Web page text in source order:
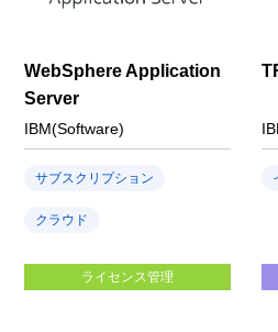
WebSphere Application
Server
IBM(Software)
サブスクリプション
クラウド
ライセンス管理